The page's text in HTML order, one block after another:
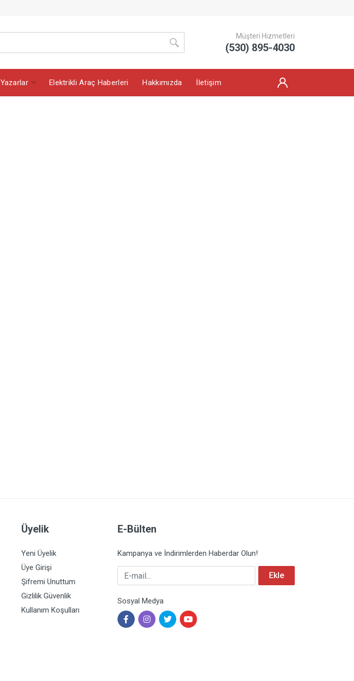
Müşteri Hizmetleri
(530) 895-4030
Yazarlar Elektrikli Araç Haberleri Hakkımızda İletişim
Üyelik
Yeni Üyelik
Üye Girişi
Şifremi Unuttum
Gizlilik Güvenlik
Kullanım Koşulları
E-Bülten
Kampanya ve İndirimlerden Haberdar Olun!
E-mail Ekle
Sosyal Medya